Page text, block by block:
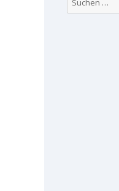
nach: